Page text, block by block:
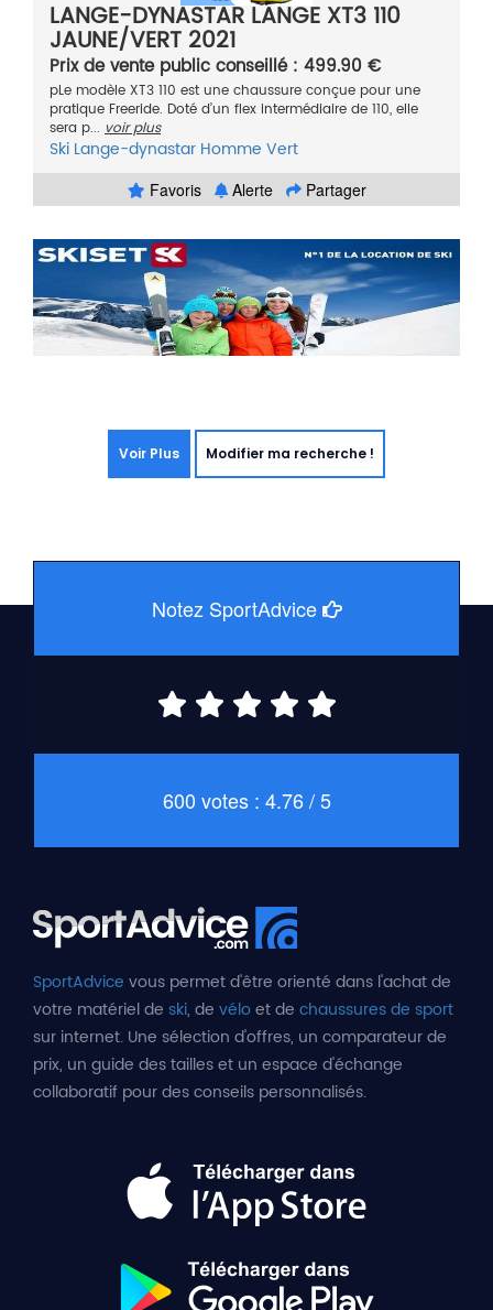
LANGE-DYNASTAR LANGE XT3 110
JAUNE/VERT 2021
Prix de vente public conseillé : 499.90 €
pLe modèle XT3 110 est une chaussure conçue pour une
pratique Freeride. Doté d’un flex intermédiaire de 110, elle
sera p... voir plus
Ski Lange-dynastar Homme Vert
Favoris Alerte Partager
Voir Plus Modifier ma recherche !
Notez SportAdvice
600 votes : 4.76 / 5
SportAdvice vous permet d'être orienté dans l'achat de
votre matériel de ski, de véloet de chaussures de sport
sur internet. Une sélection d'offres, un comparateur de
prix, un guide des tailles et un espace d'échange
collaboratif pour des conseils personnalisés.